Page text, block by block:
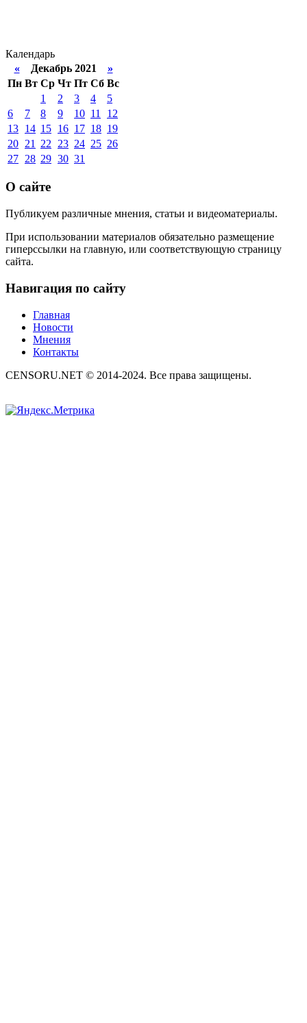
Календарь
«Декабрь 2021 »
Пн Вт Ср Чт Пт Сб Вс
1
2 3 4
5
6
7 8 9 10 11
12
13 14 15 16 17 18 19
20 21 22 23 24 25 26
27 28 29 30 31
О сайте
Публикуем различные мнения, статьи и видеоматериалы.
При использовании материалов обязательно размещение
гиперссылки на главную, или соответствующую страницу
сайта.
Навигация по сайту
Главная
Новости
Мнения
Контакты
CENSORU.NET © 2014-2024. Все права защищены.